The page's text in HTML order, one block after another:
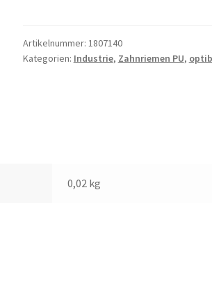
Menge
Artikelnummer: 1807140
Kategorien: Industrie, Zahnriemen PU,
0,02 kg